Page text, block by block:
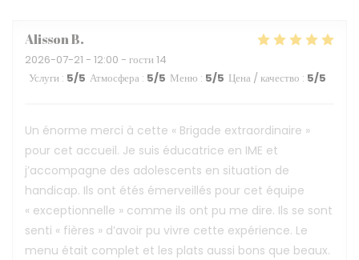
AlissonB
2026-07-21 - 12:00 - гости 14
Услуги : 5/5 Атмосфера : 5/5 Меню : 5/5 Цена / качество : 5/5
Un énorme merci à cette « Brigade extraordinaire »
pour cet accueil. Je suis éducatrice en IME et
j’accompagne des adolescents en situation de
handicap. Ils ont étés émerveillés pour cet équipe
« exceptionnelle » comme ils ont pu me dire. Ils se sont
senti « fières » d’avoir pu vivre cette expérience. Le
menu était complet et les plats aussi bons que beaux.